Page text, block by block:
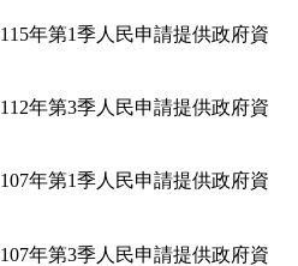
115年第1季人民申請提供政府資
112年第3季人民申請提供政府資
107年第1季人民申請提供政府資
107年第3季人民申請提供政府資